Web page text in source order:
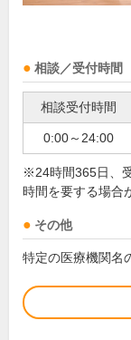
相談／受付時間
相談受付時間
0:00～24:00
※24時間365日、
時間を要する場合
その他
特定の医療機関名